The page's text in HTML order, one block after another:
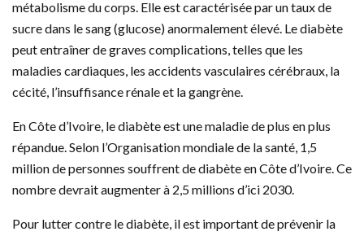
métabolisme du corps. Elle est caractérisée par un taux de
sucre dans le sang (glucose) anormalement élevé. Le diabète
peut entraîner de graves complications, telles que les
maladies cardiaques, les accidents vasculaires cérébraux, la
cécité, l’insuffisance rénale et la gangrène.
En Côte d’Ivoire, le diabète est une maladie de plus en plus
répandue. Selon l’Organisation mondiale de la santé, 1,5
million de personnes souffrent de diabète en Côte d’Ivoire. Ce
nombre devrait augmenter à 2,5 millions d’ici 2030.
Pour lutter contre le diabète, il est important de prévenir la